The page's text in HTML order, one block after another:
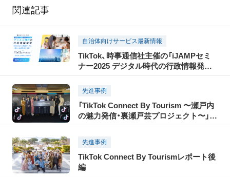
関連記事
自治体向けサービス最新情報
TikTok、時事通信社主催の「iJAMPセミ
ナー2025 デジタル時代の行政情報発信」
ショート動画クリエイターや、偽・誤情報
に関する有識者の出演も決定
先進事例
「TikTok Connect By Tourism 〜瀬戸内
の魅力発信・裏瀬戸芸プロジェクト〜」開
先進事例
TikTok Connect By Tourismレポート後
編